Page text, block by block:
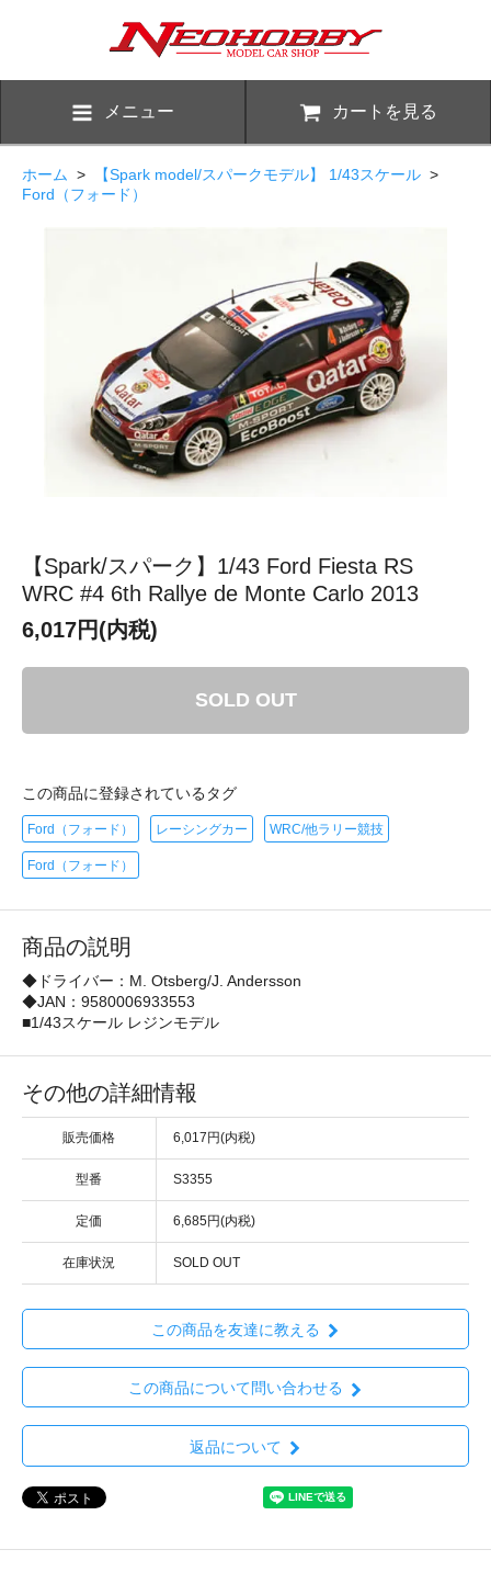
メニュー カートを見る
ホーム > 【Spark model/スパークモデル】 1/43スケール >
Ford（フォード）
【Spark/スパーク】1/43 Ford Fiesta RS
WRC #4 6th Rallye de Monte Carlo 2013
6,017円(内税)
SOLD OUT
この商品に登録されているタグ
Ford（フォード） レーシングカー WRC/他ラリー競技
Ford（フォード）
商品の説明
◆ドライバー：M. Otsberg/J. Andersson
◆JAN：9580006933553
■1/43スケール レジンモデル
その他の詳細情報
販売価格 6,017円(内税)
型番 S3355
定価 6,685円(内税)
在庫状況 SOLD OUT
この商品を友達に教える
この商品について問い合わせる
返品について